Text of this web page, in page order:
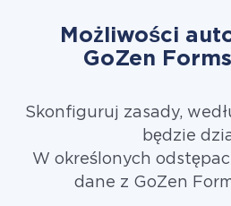
Możliwości
GoZen
Skonfiguruj zasady,
będzie
W określonych
dane z GoZen